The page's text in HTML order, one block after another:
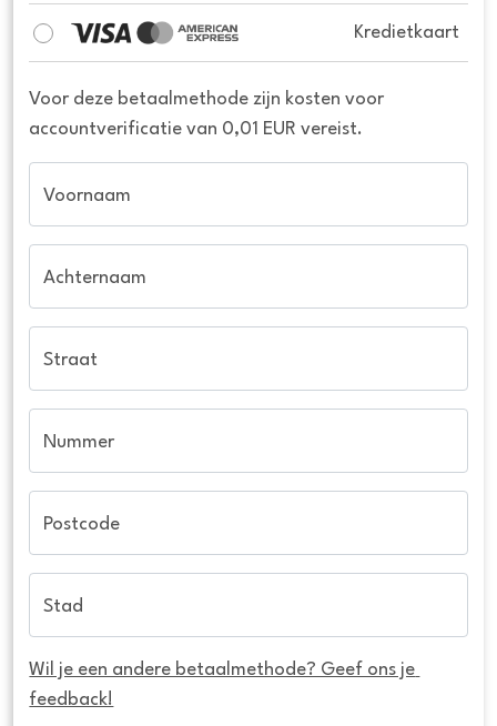
Kredietkaart
Voor deze betaalmethode zijn kosten voor
accountverificatie van 0,01 EUR vereist.
Voornaam
Achternaam
Straat
Nummer
Postcode
Stad
Wil je een andere betaalmethode? Geef ons je
feedback!